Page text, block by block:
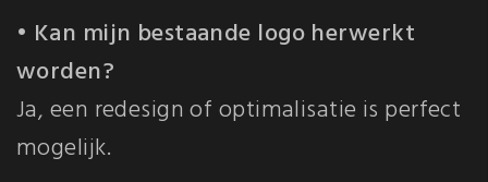
• Kan mijn bestaande logo herwerkt
worden?
Ja, een redesign of optimalisatie is perfect
mogelijk.